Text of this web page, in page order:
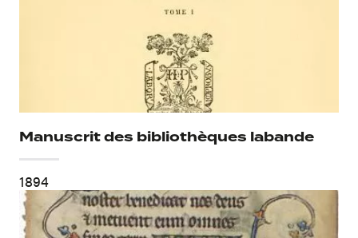
Manuscrit des bibliothèques labande
1894